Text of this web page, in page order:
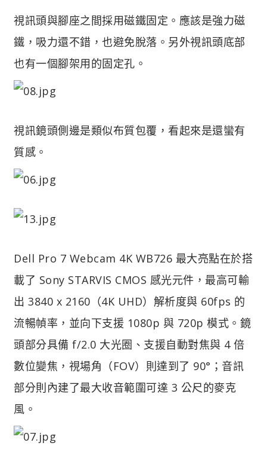
視訊頭與腳座之間採用磁鐵固定。應該是強力磁
鐵，吸力還不錯，也避免脫落。另外視訊頭底部
也有一個腳架用的固定孔。
視訊鏡頭側邊是類似布質包覆，看起來是還蠻有
質感。
Dell Pro 7 Webcam 4K WB726 最大亮點在於搭
載了 Sony STARVIS CMOS 感光元件，最高可輸
出 3840 x 2160（4K UHD）解析度與 60fps 的
流暢幀率，並向下支援 1080p 與 720p 模式。鏡
頭部分具備 f/2.0 大光圈、支援自動對焦與 4 倍
數位變焦，視場角（FOV）則達到了 90°；音訊
部分則內建了最大收音範圍可達 3 公尺的麥克
風。